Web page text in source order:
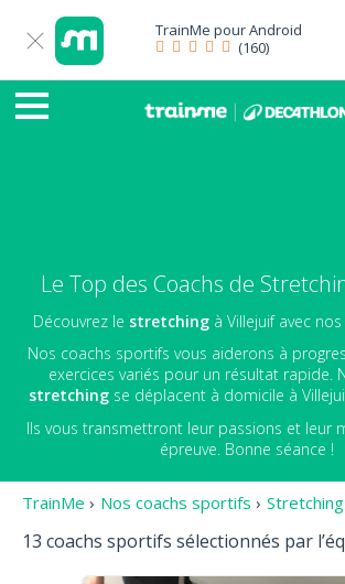
TrainMe pourAndroid
(160)
Le Top des Coachs de
Découvrez le stretching à Villejuif avec
Nos coachs sportifs vous aiderons à
exercices variés pour un résultat rapide.
stretching se déplacent à domicile à
Ils vous transmettront leur passions et leur
épreuve. Bonne séance !
TrainMe › Nos coachs sportifs › Stretching
13 coachs sportifs sélectionnés par